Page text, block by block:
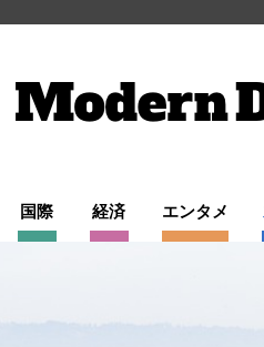
国際 経済 エンタメ